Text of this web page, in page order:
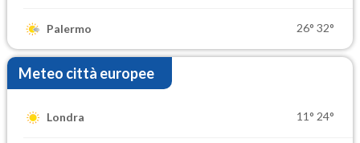
Palermo 26° 32°
Meteo città europee
Londra 11° 24°